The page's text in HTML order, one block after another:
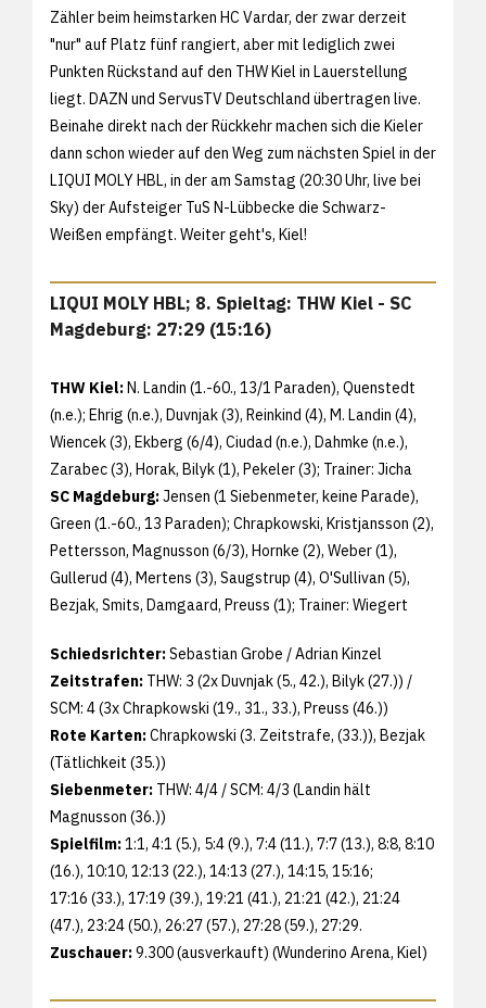
Zähler beim heimstarken HC Vardar, der zwar derzeit
"nur" auf Platz fünf rangiert, aber mit lediglich zwei
Punkten Rückstand auf den THW Kiel in Lauerstellung
liegt. DAZN und ServusTV Deutschland übertragen live.
Beinahe direkt nach der Rückkehr machen sich die Kieler
dann schon wieder auf den Weg zum nächsten Spiel in der
LIQUI MOLY HBL, in der am Samstag (20:30 Uhr, live bei
Sky) der Aufsteiger TuS N-Lübbecke die Schwarz-
Weißen empfängt. Weiter geht's, Kiel!
LIQUI MOLY HBL; 8. Spieltag: THW Kiel - SC
Magdeburg: 27:29 (15:16)
THW Kiel:N. Landin (1.-60., 13/1 Paraden), Quenstedt
(n.e.); Ehrig (n.e.), Duvnjak (3), Reinkind (4), M. Landin (4),
Wiencek (3), Ekberg (6/4), Ciudad (n.e.), Dahmke (n.e.),
Zarabec (3), Horak, Bilyk (1), Pekeler (3); Trainer: Jicha
SC Magdeburg:Jensen (1 Siebenmeter, keine Parade),
Green (1.-60., 13 Paraden); Chrapkowski, Kristjansson (2),
Pettersson, Magnusson (6/3), Hornke (2), Weber (1),
Gullerud (4), Mertens (3), Saugstrup (4), O'Sullivan (5),
Bezjak, Smits, Damgaard, Preuss (1); Trainer: Wiegert
Schiedsrichter:Sebastian Grobe / Adrian Kinzel
Zeitstrafen: THW: 3 (2x Duvnjak (5., 42.), Bilyk (27.)) /
SCM: 4 (3x Chrapkowski (19., 31., 33.), Preuss (46.))
Rote Karten:Chrapkowski (3. Zeitstrafe, (33.)), Bezjak
(Tätlichkeit (35.))
Siebenmeter: THW: 4/4 / SCM: 4/3 (Landin hält
Magnusson (36.))
Spielfilm:1:1, 4:1 (5.), 5:4 (9.), 7:4 (11.), 7:7 (13.), 8:8, 8:10
(16.), 10:10, 12:13 (22.), 14:13 (27.), 14:15, 15:16;
17:16 (33.), 17:19 (39.), 19:21 (41.), 21:21 (42.), 21:24
(47.), 23:24 (50.), 26:27 (57.), 27:28 (59.), 27:29.
Zuschauer:9.300 (ausverkauft) (Wunderino Arena, Kiel)